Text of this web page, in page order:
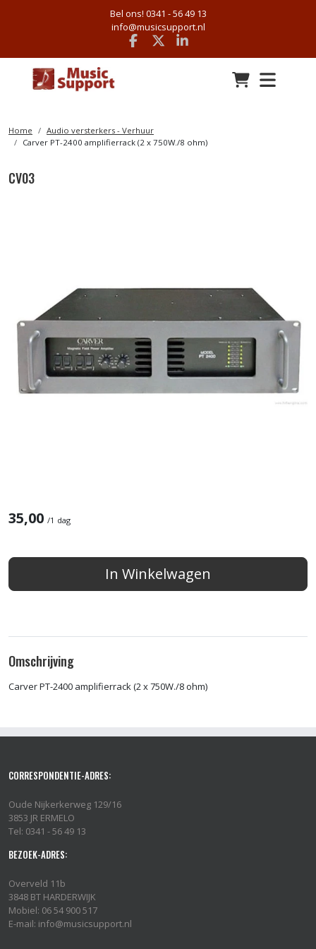
Bel ons! 0341 - 56 49 13
info@musicsupport.nl
Facebook
x linkedin
Home
Audio versterkers - Verhuur
Carver PT-2400 amplifierrack (2 x 750W./8 ohm)
CV03
35,00 /1 dag
In Winkelwagen
Omschrijving
Carver PT-2400 amplifierrack (2 x 750W./8 ohm)
CORRESPONDENTIE-ADRES:
Oude Nijkerkerweg 129/16
3853 JR ERMELO
Tel: 0341 - 56 49 13
BEZOEK-ADRES:
Overveld 11b
3848 BT HARDERWIJK
Mobiel: 06 54 900 517
E-mail: info@musicsupport.nl